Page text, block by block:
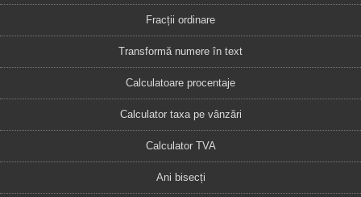
Fracții ordinare
Transformă numere în text
Calculatoare procentaje
Calculator taxa pe vânzări
Calculator TVA
Ani bisecți